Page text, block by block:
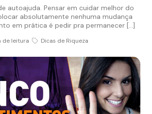
autoajuda. Pensar em cuidar melhor do
absolutamente nenhuma mudança
em prática é pedir pra permanecer […]
de leitura Dicas de Riqueza